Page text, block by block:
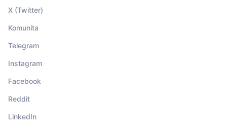
X (Twitter)
Komunita
Telegram
Instagram
Facebook
Reddit
LinkedIn